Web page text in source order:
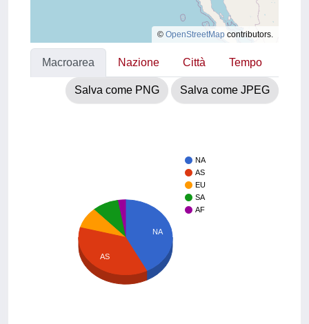
© OpenStreetMap contributors.
Macroarea Nazione Città Tempo
Salva come PNG Salva come JPEG
NA
AS
EU
SA
AF
NA
AS